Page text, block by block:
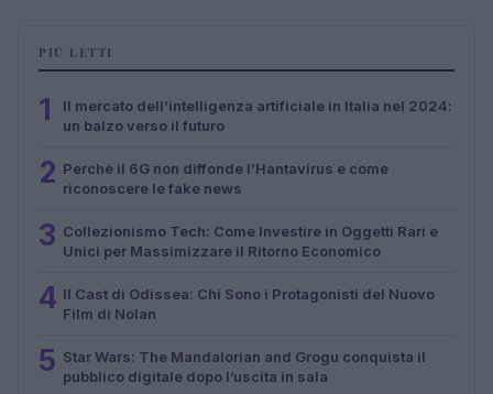
PIÙ LETTI
1
Il mercato dell’intelligenza artificiale in Italia nel 2024:
un balzo verso il futuro
2 Perché il 6G non diffonde l’Hantavirus e come
riconoscere le fake news
3 Collezionismo Tech: Come Investire in Oggetti Rari e
Unici per Massimizzare il Ritorno Economico
4 Il Cast di Odissea: Chi Sono i Protagonisti del Nuovo
Film di Nolan
5 Star Wars: The Mandalorian and Grogu conquista il
pubblico digitale dopo l’uscita in sala